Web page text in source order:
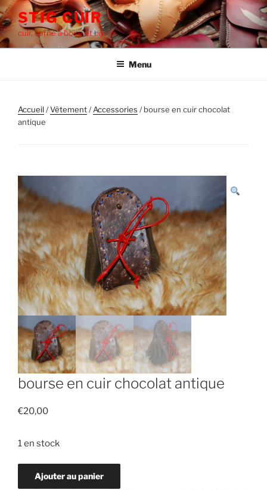
Aller
au
contenu
principal
STIG CUIR
cuir, corne à boire et bijoux
Menu
Accueil/‎Vêtement/Accessories / bourse en cuir chocolat
antique
bourse en cuir chocolat antique
€20,00
1 en stock
Ajouter au panier